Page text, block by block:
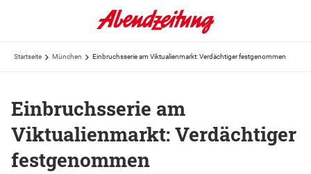
Startseite München Einbruchsserie am Viktualienmarkt: Verdächtiger festgenommen
Einbruchsserie am
Viktualienmarkt: Verdächtiger
festgenommen